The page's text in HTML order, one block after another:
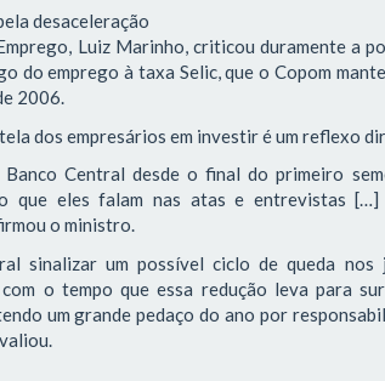
desaceleração
Luiz Marinho, criticou duramente a
do emprego à taxa Selic, que o Copom
2006.
dos empresários em investir é um reflexo
Central desde o final do primeiro
que eles falam nas atas e entrevistas
o ministro.
sinalizar um possível ciclo de queda
o tempo que essa redução leva para
um grande pedaço do ano por